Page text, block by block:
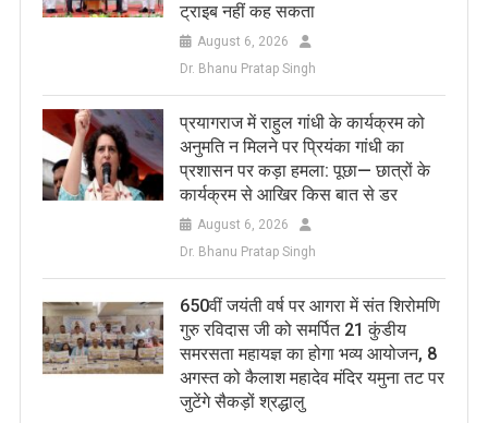
ट्राइब नहीं कह सकता
August 6, 2026
Dr. Bhanu Pratap Singh
प्रयागराज में राहुल गांधी के कार्यक्रम को
अनुमति न मिलने पर प्रियंका गांधी का
प्रशासन पर कड़ा हमला: पूछा— छात्रों के
कार्यक्रम से आखिर किस बात से डर
August 6, 2026
Dr. Bhanu Pratap Singh
650वीं जयंती वर्ष पर आगरा में संत शिरोमणि
गुरु रविदास जी को समर्पित 21 कुंडीय
समरसता महायज्ञ का होगा भव्य आयोजन, 8
अगस्त को कैलाश महादेव मंदिर यमुना तट पर
जुटेंगे सैकड़ों श्रद्धालु